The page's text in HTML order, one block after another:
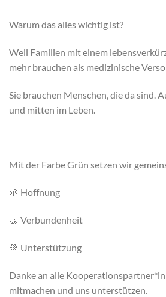
Warum das alles wichtig ist?
Weil Familien mit einem
mehr brauchen als medizinische
Sie brauchen Menschen, die da sind.
und mitten im Leben.
Mit der Farbe Grün setzen wir
🌱 Hoffnung
🤝 Verbundenheit
💚 Unterstützung
Danke an alle
mitmachen und uns unterstützen.